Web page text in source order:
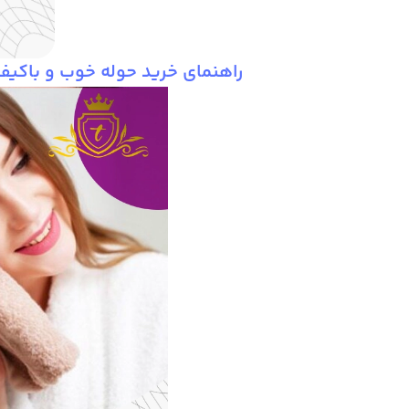
راهنمای خرید حوله خوب و